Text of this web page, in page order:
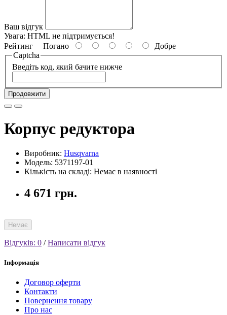
Ваш відгук
Увага: HTML не підтримується!
Рейтинг Погано
Добре
Captcha
Введіть код, який бачите нижче
Продовжити
Корпус редуктора
Виробник: Husqvarna
Модель: 5371197-01
Кількість на складі: Немає в наявності
4 671 грн.
Немає
Відгуків: 0 /Написати відгук
Інформація
Договор оферти
Контакти
Повернення товару
Про нас